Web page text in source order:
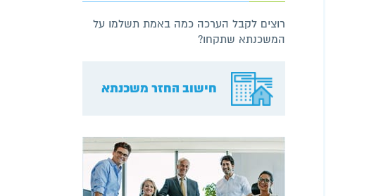
​​רוצים לקבל הערכה כמה באמת תשלמו על
המשכנתא שתקחו?
חישוב החזר משכנתא